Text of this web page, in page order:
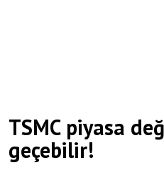
TSMC piyasa
geçebilir!